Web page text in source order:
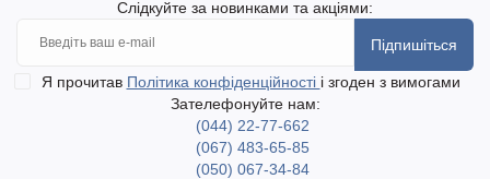
Слідкуйте за новинками та акціями:
Підпишіться
Я прочитав Політика конфіденційності і згоден з вимогами
Зателефонуйте нам:
(044) 22-77-662
(067) 483-65-85
(050) 067-34-84